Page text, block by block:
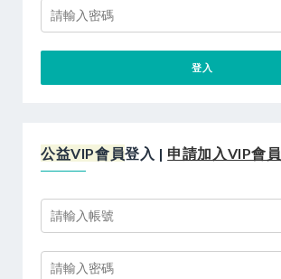
公益VIP會員登入 | 申請加入VIP會員